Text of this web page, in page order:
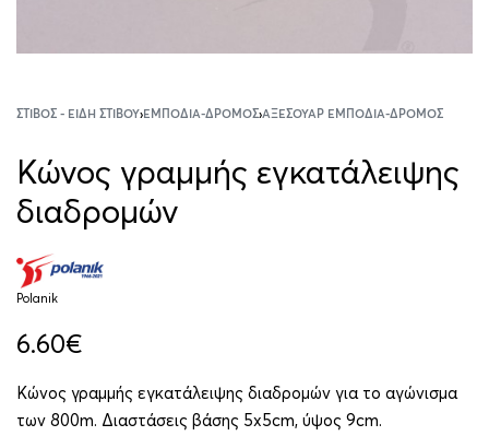
ΣΤΊΒΟΣ - ΕΊΔΗ ΣΤΊΒΟΥ›ΕΜΠΌΔΙΑ-ΔΡΌΜΟΣ›ΑΞΕΣΟΥΆΡ ΕΜΠΌΔΙΑ-ΔΡΌΜΟΣ
Κώνος γραμμής εγκατάλειψης
διαδρομών
Polanik
6.60€
Κώνος γραμμής εγκατάλειψης διαδρομών για το αγώνισμα
των 800m. Διαστάσεις βάσης 5x5cm, ύψος 9cm.